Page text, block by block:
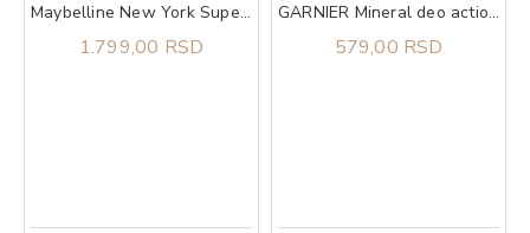
Maybelline New York Super Stay Lumi Matte tečni puder 140​
1.799,00 RSD
GARNIER Mineral deo action control thermic 72h sprej 150 ml
579,00 RSD